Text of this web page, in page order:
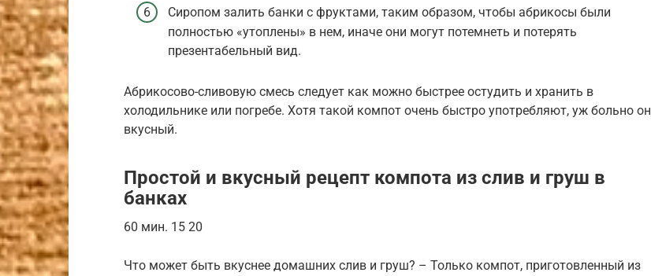
Сиропом залить банки с фруктами, таким образом, чтобы абрикосы были
полностью «утоплены» в нем, иначе они могут потемнеть и потерять
презентабельный вид.
Абрикосово-сливовую смесь следует как можно быстрее остудить и хранить в
холодильнике или погребе. Хотя такой компот очень быстро употребляют, уж больно он
вкусный.
Простой и вкусный рецепт компота из слив и груш в
банках
60 мин. 15 20
Что может быть вкуснее домашних слив и груш? – Только компот, приготовленный из